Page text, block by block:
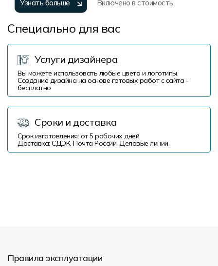
Узнать больше Включено в стоимость
Специально для вас
Услуги дизайнера
Вы можете использовать любые цвета и логотипы.
Создание дизайна на основе готовых работ с сайта -
бесплатно
Сроки и доставка
Срок изготовления: от 5 рабочих дней.
Доставка: СДЭК, Почта России, Деловые линии.
Правила эксплуатации